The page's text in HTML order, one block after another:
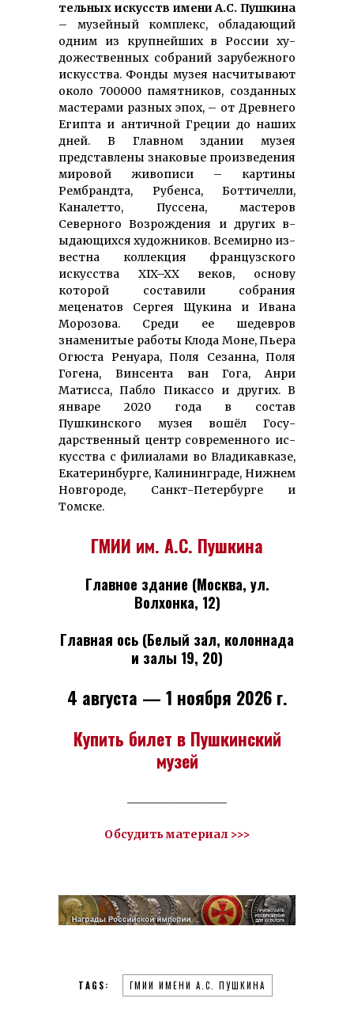
тель­ных искусств имени А.С. Пушкина
– му­зейный комп­лекс, обла­дающий
одним из крупнейших в Рос­сии ху­
доже­ствен­ных собраний за­рубежного
искусства. Фонды музея насчитывают
около 700000 па­мятников, создан­ных
мастерами раз­ных эпох, – от Древнего
Египта и античной Греции до наших
дней. В Главном здании музея
представлены знаковые произ­веде­ния
ми­ровой жи­вописи – картины
Рембрандта, Рубенса, Боттичелли,
Каналетто, Пуссена, мастеров
Северного Возрождения и других в­
ыдающих­ся ху­дожников. Все­мирно из­
вестна кол­лекция фран­цузского
искусства XIX–XX веков, основу
которой составили собрания
меценатов Сергея Щукина и Ивана
Морозова. Среди ее шедевров
знаменитые работы Клода Моне, Пьера
Огюста Ренуара, Поля Сезанна, По­ля
Го­гена, Вин­сента ван Гога, Анри
Матисса, Пабло Пикассо и других. В
январе 2020 года в состав
Пушкинского музея вошёл Госу­
дарствен­ный центр со­вре­менного ис­
кусства с фи­лиалами во Вла­дикавказе,
Ека­теринбурге, Ка­лининграде, Нижнем
Нов­городе, Санкт-Пе­тербурге и
Томске.
ГМИИ им. А.С. Пушкина
Главное здание (Москва, ул.
Волхонка, 12)
Главная ось (Белый зал, колоннада
и залы 19, 20)
4 августа — 1 ноября 2026 г.
Купить билет в Пушкинский
музей
Обсудить материал >>>
TAGS: ГМИИ ИМЕНИ А.С. ПУШКИНА